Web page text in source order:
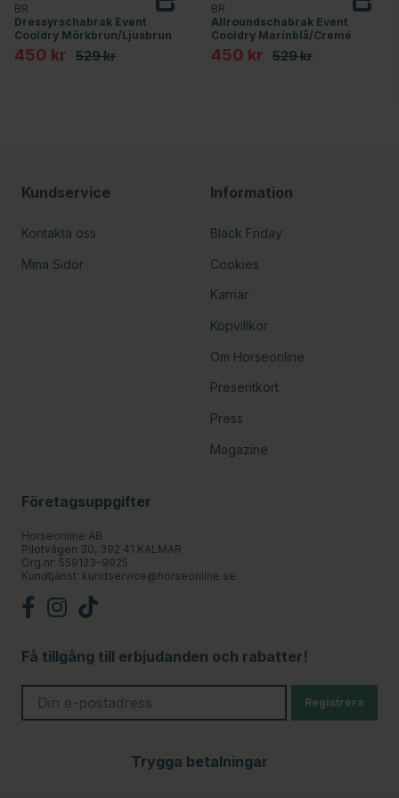
BR
Dressyrschabrak Event
Cooldry Mörkbrun/Ljusbrun
450 kr 529 kr
BR
Allroundschabrak Event
Cooldry Marinblå/Cremé
450 kr 529 kr
Kundservice
Kontakta oss
Mina Sidor
Information
Black Friday
Cookies
Karriär
Köpvillkor
Om Horseonline
Presentkort
Press
Magazine
Företagsuppgifter
Horseonline AB
Pilotvägen 30, 392 41 KALMAR
Org.nr: 559123-9925
Kundtjänst: kundservice@horseonline.se
Få tillgång till erbjudanden och rabatter!
Registrera
Trygga betalningar